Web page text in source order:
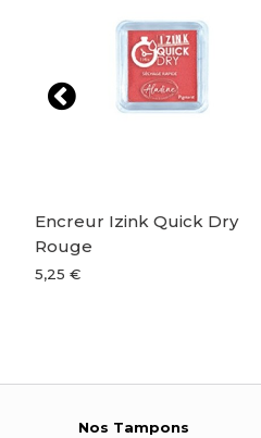
Encreur Izink Quick Dry
Rouge
5,25 €
Nos Tampons